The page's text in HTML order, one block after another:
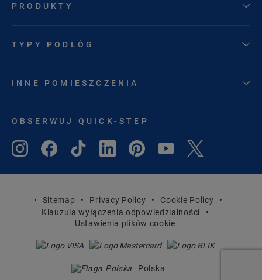
PRODUKTY
TYPY PODŁÓG
INNE POMIESZCZENIA
OBSERWUJ QUICK-STEP
Sitemap Privacy Policy
Cookie Policy
Klauzula wyłączenia odpowiedzialności
Ustawienia plików cookie
Polska